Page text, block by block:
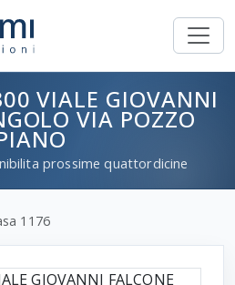
VIALE GIOVANNI
VIA POZZO
prossime quattordicine
1176